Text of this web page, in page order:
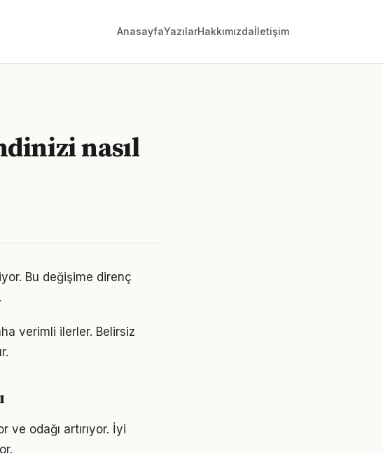
AnasayfaYazılarHakkımızdaİletişim
nasıl
Bu değişime direnç
verimli ilerler. Belirsiz
ve odağı artırıyor. İyi